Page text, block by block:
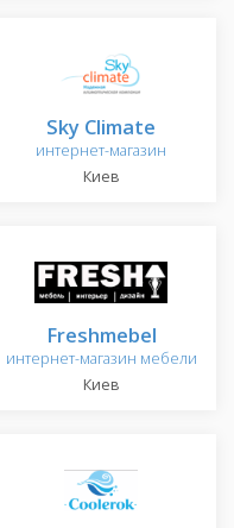
Sky Climate
интернет-магазин
Киев
Freshmebel
интернет-магазин мебели
Киев